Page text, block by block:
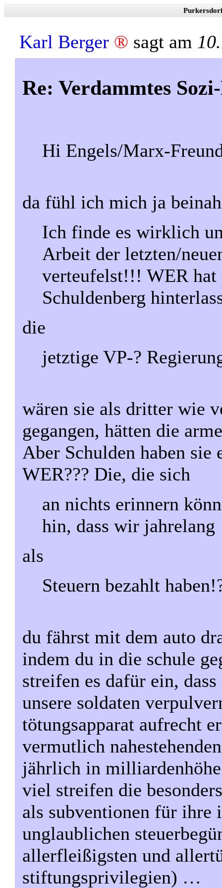
Karl Berger ® sagt am
Re: Verdammtes
Hi Engels/Marx-
da fühl ich mich ja
Ich finde es wirklich
Arbeit der letzten/
verteufelst!!! WER hat
Schuldenberg
die
jetztige VP-?
wären sie als dritter wie
gegangen, hätten die
Aber Schulden haben sie
WER??? Die, die sich
an nichts erinnern
hin, dass wir jahrelang
als
Steuern bezahlt
du fährst mit dem auto
indem du in die schule
streifen es dafür ein,
unsere soldaten
tötungsapparat aufrecht
vermutlich
jährlich in
viel streifen die
als subventionen für
unglaublichen
allerfleißigsten und
stiftungsprivilegien) …